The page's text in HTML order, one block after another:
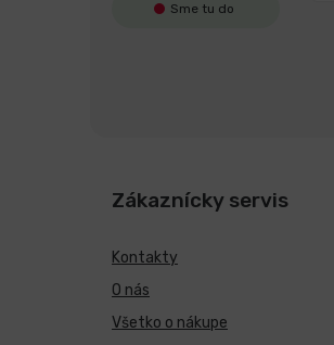
Sme tu do
Zákaznícky servis
Kontakty
O nás
Všetko o nákupe